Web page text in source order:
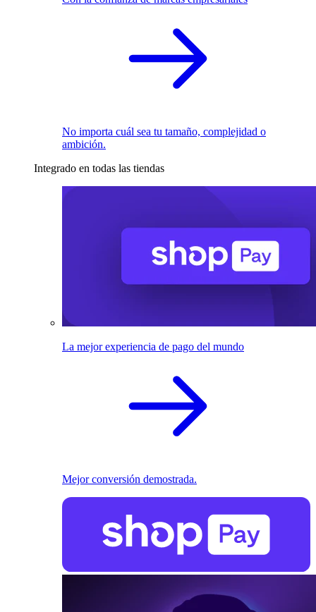
No importa cuál sea tu tamaño, complejidad o
ambición.
Integrado en todas las tiendas
La mejor experiencia de pago del mundo
Mejor conversión demostrada.